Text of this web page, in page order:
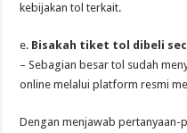
kebijakan tol terkait.
e. Bisakah tiket tol dibeli
– Sebagian besar tol sudah
online melalui platform resmi
Dengan menjawab pertanyaan-